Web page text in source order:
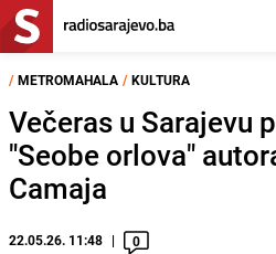
/ METROMAHALA / KULTURA
Večeras u Sarajevu
"Seobe orlova"
Camaja
22.05.26. 11:48 0